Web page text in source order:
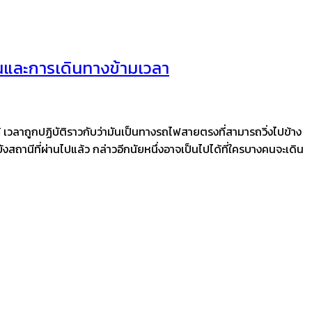
ะการเดินทางข้ามเวลา
วลาถูกปฏิบัติราวกับว่ามันเป็นทางรถไฟสายตรงที่สามารถวิ่งไปข้าง
ถานีที่ผ่านไปแล้ว กล่าวอีกนัยหนึ่งอาจเป็นไปได้ที่ใครบางคนจะเดิน